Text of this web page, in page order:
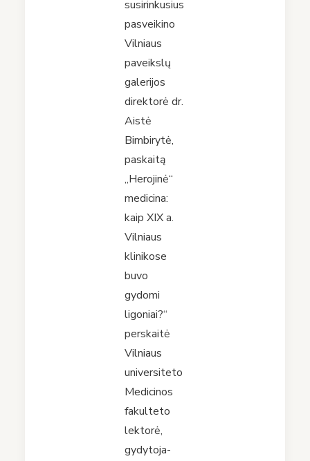
susirinkusius
pasveikino
Vilniaus
paveikslų
galerijos
direktorė dr.
Aistė
Bimbirytė,
paskaitą
„Herojinė“
medicina:
kaip XIX a.
Vilniaus
klinikose
buvo
gydomi
ligoniai?“
perskaitė
Vilniaus
universiteto
Medicinos
fakulteto
lektorė,
gydytoja-